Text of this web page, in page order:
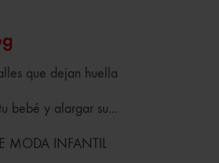
que dejan huella
bebé y alargar su...
MODA INFANTIL